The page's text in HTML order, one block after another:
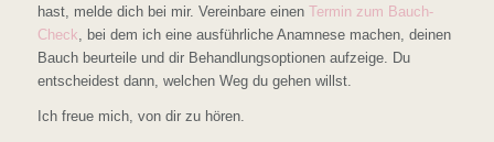
hast, melde dich bei mir. Vereinbare einen Termin zum Bauch-
Check, bei dem ich eine ausführliche Anamnese machen, deinen
Bauch beurteile und dir Behandlungsoptionen aufzeige. Du
entscheidest dann, welchen Weg du gehen willst.
Ich freue mich, von dir zu hören.